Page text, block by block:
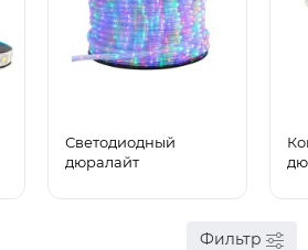
Светодиодный
дюралайт
Фильтр